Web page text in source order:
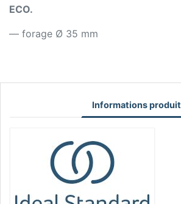
ECO.
— forage Ø 35 mm
Informations produit